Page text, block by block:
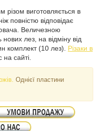
різом виготовляється в
повністю відповідає
Величезною
нових лез, на відміну від
комплект (10 лез). Різаки в
сайті.
. Однієї пластини